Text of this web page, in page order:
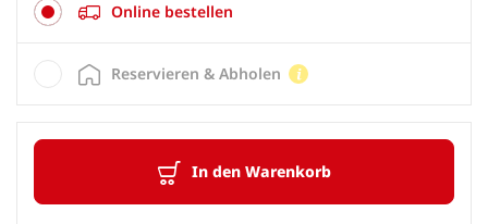
Online bestellen
In den Warenkorb
Reservieren & Abholen